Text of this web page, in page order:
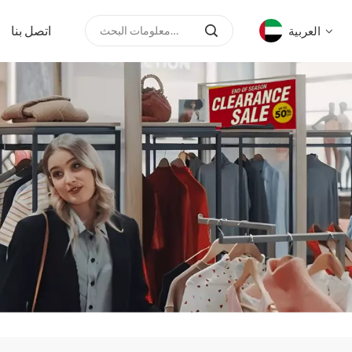
اتصل بنا العربية
English
русский
español
العربية